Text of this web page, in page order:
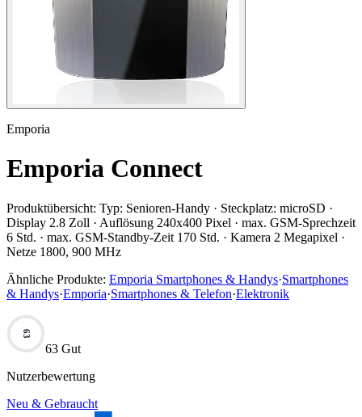
Emporia
Emporia Connect
Produktübersicht: Typ: Senioren-Handy · Steckplatz: microSD ·
Display 2.8 Zoll · Auflösung 240x400 Pixel · max. GSM-Sprechzeit
6 Std. · max. GSM-Standby-Zeit 170 Std. · Kamera 2 Megapixel ·
Netze 1800, 900 MHz
Ähnliche Produkte: Emporia Smartphones & Handys·Smartphones
& Handys·Emporia·Smartphones & Telefon·Elektronik
63
63 Gut
Nutzerbewertung
Neu & Gebraucht